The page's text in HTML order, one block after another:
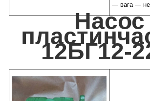
— вага — не
Насос
12БГ12-